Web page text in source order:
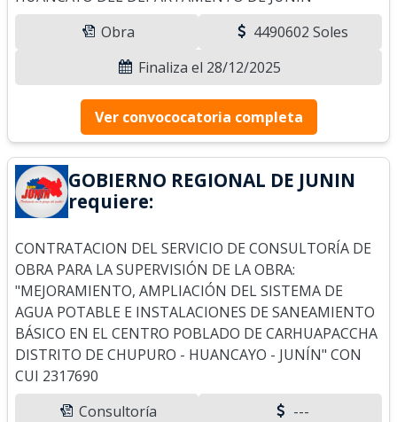
Obra
4490602 Soles
Finaliza el 28/12/2025
Ver convococatoria completa
GOBIERNO REGIONAL DE JUNIN
requiere:
CONTRATACION DEL SERVICIO DE CONSULTORÍA DE
OBRA PARA LA SUPERVISIÓN DE LA OBRA:
"MEJORAMIENTO, AMPLIACIÓN DEL SISTEMA DE
AGUA POTABLE E INSTALACIONES DE SANEAMIENTO
BÁSICO EN EL CENTRO POBLADO DE CARHUAPACCHA
DISTRITO DE CHUPURO - HUANCAYO - JUNÍN" CON
CUI 2317690
Consultoría
---